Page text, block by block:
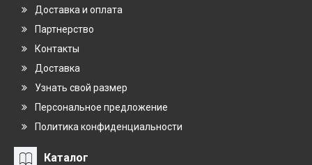
Доставка и оплата
Партнерство
Контакты
Доставка
Узнать свой размер
Персональное предложение
Политика конфиденциальности
Каталог